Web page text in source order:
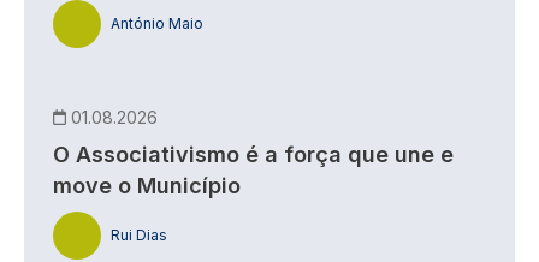
António Maio
01.08.2026
O Associativismo é a força que une e
move o Município
Rui Dias